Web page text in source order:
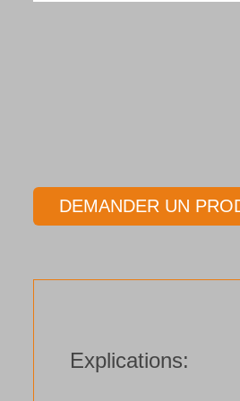
DEMANDER UN
Explications: